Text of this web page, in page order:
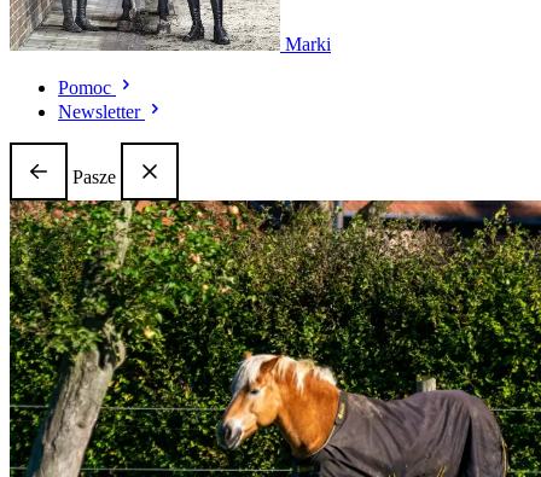
Marki
Pomoc
Newsletter
Pasze